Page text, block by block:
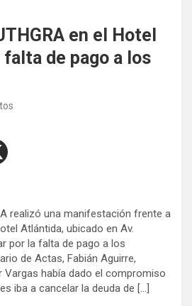
en el Hotel
de pago a los
realizó una manifestación frente a
Atlántida, ubicado en Av.
por la falta de pago a los
de Actas, Fabián Aguirre,
Vargas había dado el compromiso
iba a cancelar la deuda de […]